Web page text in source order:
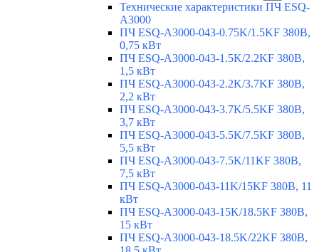
Технические характеристики ПЧ ESQ-
A3000
ПЧ ESQ-A3000-043-0.75K/1.5KF 380В,
0,75 кВт
ПЧ ESQ-A3000-043-1.5K/2.2KF 380В,
1,5 кВт
ПЧ ESQ-A3000-043-2.2K/3.7KF 380В,
2,2 кВт
ПЧ ESQ-A3000-043-3.7K/5.5KF 380В,
3,7 кВт
ПЧ ESQ-A3000-043-5.5K/7.5KF 380В,
5,5 кВт
ПЧ ESQ-A3000-043-7.5K/11KF 380В,
7,5 кВт
ПЧ ESQ-A3000-043-11K/15KF 380В, 11
кВт
ПЧ ESQ-A3000-043-15K/18.5KF 380В,
15 кВт
ПЧ ESQ-A3000-043-18.5K/22KF 380В,